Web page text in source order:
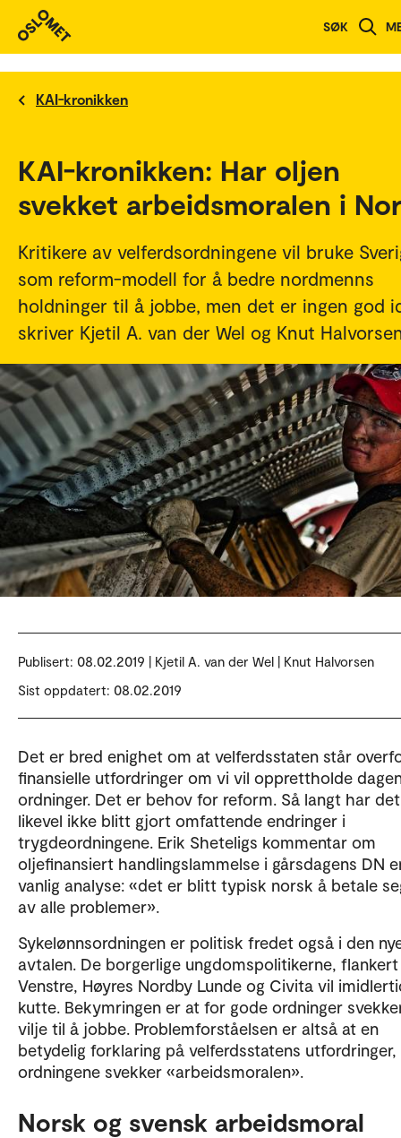
SØK
KAI-kronikken
KAI-kronikken: Har oljen
svekket arbeidsmoralen i
Kritikere av velferdsordningene vil bruke
som reform-modell for å bedre nordmenns
holdninger til å jobbe, men det er ingen god
skriver Kjetil A. van der Wel og Knut
Publisert: 08.02.2019 | Kjetil A. van der Wel | Knut Halvorsen
Sist oppdatert: 08.02.2019
Det er bred enighet om at velferdsstaten står
finansielle utfordringer om vi vil opprettholde
ordninger. Det er behov for reform. Så langt har det
likevel ikke blitt gjort omfattende endringer i
trygdeordningene. Erik Sheteligs kommentar om
oljefinansiert handlingslammelse i gårsdagens DN
vanlig analyse: «det er blitt typisk norsk å betale
av alle problemer».
Sykelønnsordningen er politisk fredet også i den
avtalen. De borgerlige ungdomspolitikerne,
Venstre, Høyres Nordby Lunde og Civita vil
kutte. Bekymringen er at for gode ordninger
vilje til å jobbe. Problemforståelsen er altså at en
betydelig forklaring på velferdsstatens utfordringer,
ordningene svekker «arbeidsmoralen».
Norsk og svensk arbeidsmoral